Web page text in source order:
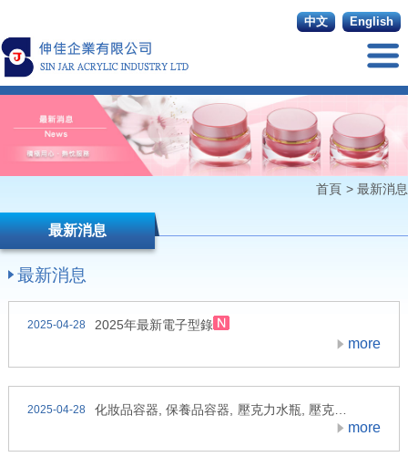
English
中文
首頁 > 最新消息
最新消息
最新消息
2025-04-28 2025年最新電子型錄
more
2025-04-28 化妝品容器, 保養品容器, 壓克力水瓶, 壓克力霜瓶,...
more